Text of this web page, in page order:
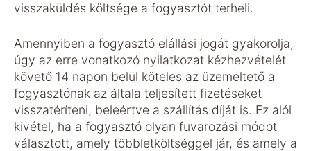
visszaküldés költsége a fogyasztót terheli.
Amennyiben a fogyasztó elállási jogát gyakorolja,
úgy az erre vonatkozó nyilatkozat kézhezvételét
követő 14 napon belül köteles az üzemeltető a
fogyasztónak az általa teljesített fizetéseket
visszatéríteni, beleértve a szállítás díját is. Ez alól
kivétel, ha a fogyasztó olyan fuvarozási módot
választott, amely többletköltséggel jár, és amely a